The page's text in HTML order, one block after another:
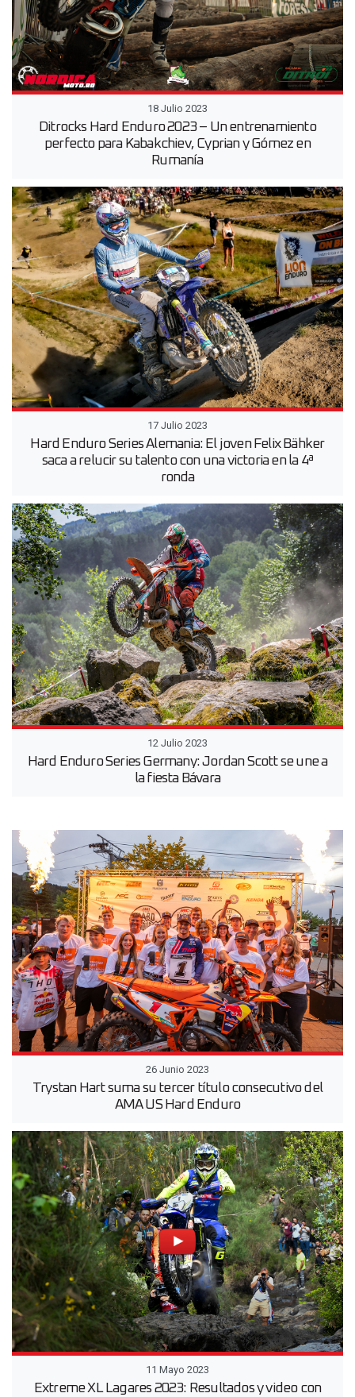
18 Julio 2023
Ditrocks Hard Enduro 2023 – Un entrenamiento
perfecto para Kabakchiev, Cyprian y Gómez en
Rumanía
17 Julio 2023
Hard Enduro Series Alemania: El joven Felix Bähker
saca a relucir su talento con una victoria en la 4ª
ronda
12 Julio 2023
Hard Enduro Series Germany: Jordan Scott se une a
la fiesta Bávara
26 Junio 2023
Trystan Hart suma su tercer título consecutivo del
AMA US Hard Enduro
11 Mayo 2023
Extreme XL Lagares 2023: Resultados y video con